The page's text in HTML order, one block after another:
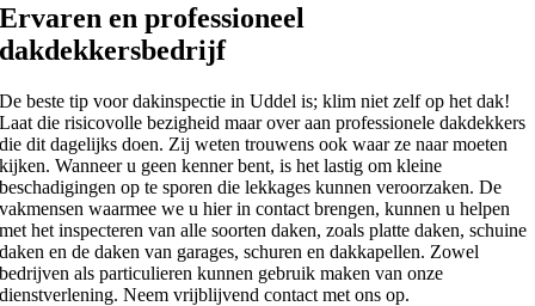
Ervaren en professioneel
dakdekkersbedrijf
De beste tip voor dakinspectie in Uddel is; klim niet zelf op het dak!
Laat die risicovolle bezigheid maar over aan professionele dakdekkers
die dit dagelijks doen. Zij weten trouwens ook waar ze naar moeten
kijken. Wanneer u geen kenner bent, is het lastig om kleine
beschadigingen op te sporen die lekkages kunnen veroorzaken. De
vakmensen waarmee we u hier in contact brengen, kunnen u helpen
met het inspecteren van alle soorten daken, zoals platte daken, schuine
daken en de daken van garages, schuren en dakkapellen. Zowel
bedrijven als particulieren kunnen gebruik maken van onze
dienstverlening. Neem vrijblijvend contact met ons op.